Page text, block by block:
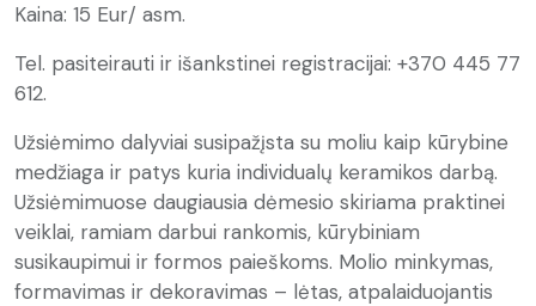
Kaina: 15 Eur/ asm.
Tel. pasiteirauti ir išankstinei registracijai: +370 445 77
612.
Užsiėmimo dalyviai susipažįsta su moliu kaip kūrybine
medžiaga ir patys kuria individualų keramikos darbą.
Užsiėmimuose daugiausia dėmesio skiriama praktinei
veiklai, ramiam darbui rankomis, kūrybiniam
susikaupimui ir formos paieškoms. Molio minkymas,
formavimas ir dekoravimas – lėtas, atpalaiduojantis